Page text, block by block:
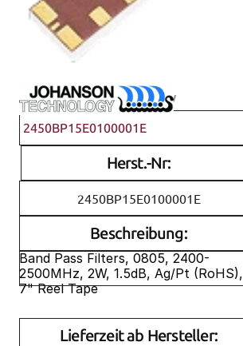
Johanson Technology
2450BP15E0100001E
Herst.-Nr:
2450BP15E0100001E
Beschreibung:
Band Pass Filters, 0805, 2400-
2500MHz, 2W, 1.5dB, Ag/Pt (RoHS),
7" Reel Tape
Lieferzeit ab Hersteller: